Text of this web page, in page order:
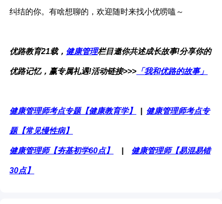
纠结的你。有啥想聊的，欢迎随时来找小优唠嗑～
优路教育21载， 健康管理栏目邀你共述成长故事!分享你的
优路记忆，赢专属礼遇!活动链接>>> 「我和优路的故事」
健康管理师考点专题【健康教育学】 健康管理师考点专
题【常见慢性病】
健康管理师【夯基初学60点】 健康管理师【易混易错
30点】